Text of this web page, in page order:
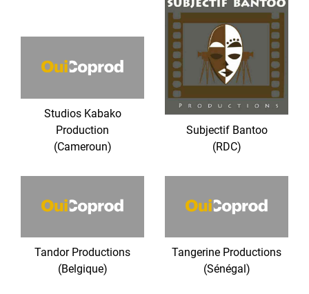
Studios Kabako
Production
(Cameroun)
Subjectif Bantoo
(RDC)
Tandor Productions
(Belgique)
Tangerine Productions
(Sénégal)